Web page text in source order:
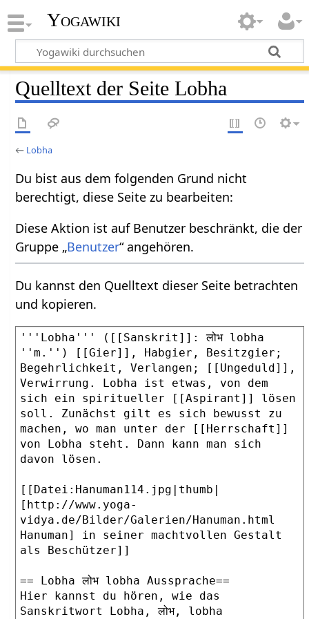
Yogawiki
Quelltext der Seite Lobha
← Lobha
Du bist aus dem folgenden Grund nicht
berechtigt, diese Seite zu bearbeiten:
Diese Aktion ist auf Benutzer beschränkt, die der
Gruppe „Benutzer“ angehören.
Du kannst den Quelltext dieser Seite betrachten
und kopieren.